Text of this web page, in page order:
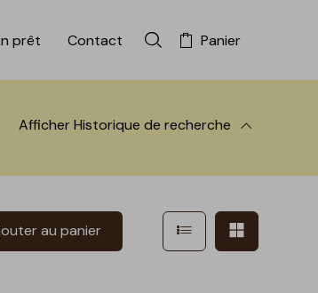
prêt Contact Rechercher dans la
Panier
AfficherHistorique de recherche
au panier Afficher en mode